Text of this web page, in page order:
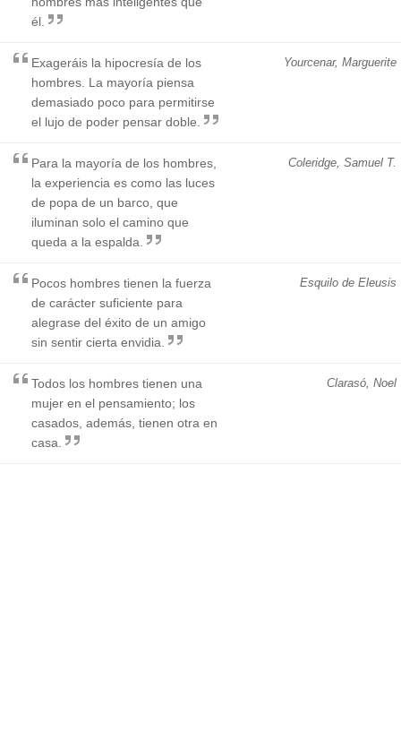
él.
Yourcenar, Marguerite
Exageráis la hipocresía de los
hombres. La mayoría piensa
demasiado poco para permitirse
el lujo de poder pensar doble.
Coleridge, Samuel T.
Para la mayoría de los hombres,
la experiencia es como las luces
de popa de un barco, que
iluminan solo el camino que
queda a la espalda.
Esquilo de Eleusis
Pocos hombres tienen la fuerza
de carácter suficiente para
alegrase del éxito de un amigo
sin sentir cierta envidia.
Clarasó, Noel
Todos los hombres tienen una
mujer en el pensamiento; los
casados, además, tienen otra en
casa.